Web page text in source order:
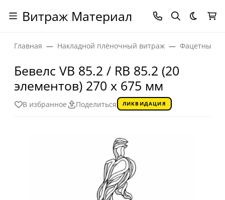
Витраж Материал Темная
Главная Накладной плёночный витраж Фацетные
Бевелс VB 85.2 / RB 85.2 (20
элементов) 270 х 675 мм
В избранное Поделиться ЛИКВИДАЦИЯ